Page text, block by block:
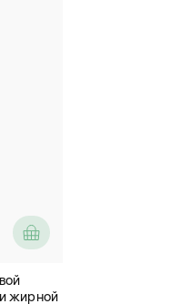
жирной